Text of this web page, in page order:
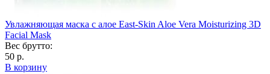
Увлажняющая маска с алое East-Skin Aloe Vera Moisturizing 3D
Facial Mask
Вес брутто:
50 р.
В корзину